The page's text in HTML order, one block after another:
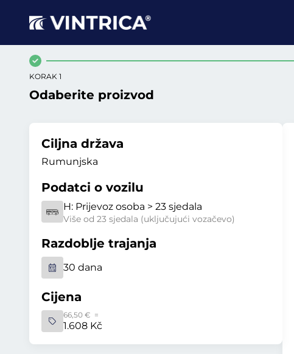
KORAK 1
Odaberite proizvod
Ciljna država
Rumunjska
Podatci o vozilu
H: Prijevoz osoba > 23 sjedala
Više od 23 sjedala (uključujući vozačevo)
Razdoblje trajanja
30 dana
Cijena
66,50 € =
1.608 Kč